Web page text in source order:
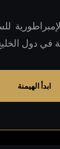
في دول
ابدأ الهيمنة